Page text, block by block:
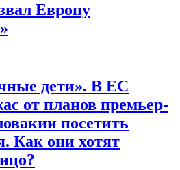
Европу
дети». В ЕС
от планов премьер-
посетить
Как они хотят